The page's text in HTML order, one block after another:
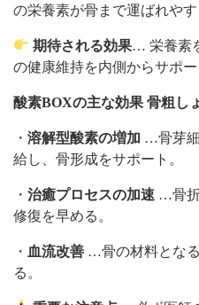
の栄養素が骨まで運ばれやす
期待される効果… 栄養素
の健康維持を内側からサポー
酸素BOXの主な効果 骨粗し
・ 溶解型酸素の増加 …骨芽
給し、骨形成をサポート。
・ 治癒プロセスの加速 …骨折
修復を早める。
・ 血流改善 …骨の材料とな
る。